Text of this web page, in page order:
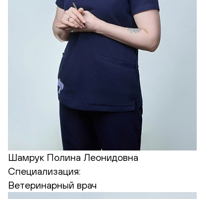
Шамрук Полина Леонидовна
Специализация:
Ветеринарный врач